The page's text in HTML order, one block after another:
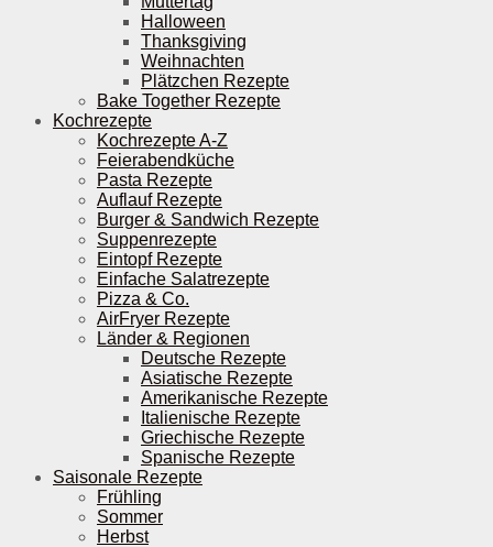
Halloween
Thanksgiving
Weihnachten
Plätzchen Rezepte
Bake Together Rezepte
Kochrezepte
Kochrezepte A-Z
Feierabendküche
Pasta Rezepte
Auflauf Rezepte
Burger & Sandwich Rezepte
Suppenrezepte
Eintopf Rezepte
Einfache Salatrezepte
Pizza & Co.
AirFryer Rezepte
Länder & Regionen
Deutsche Rezepte
Asiatische Rezepte
Amerikanische Rezepte
Italienische Rezepte
Griechische Rezepte
Spanische Rezepte
Saisonale Rezepte
Frühling
Sommer
Herbst